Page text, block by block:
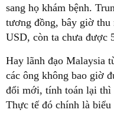
sang họ khám bệnh.
tương đồng, bây giờ thu
USD, còn ta chưa được
Hay lãnh đạo Malaysia
các ông không bao giờ
đổi mới, tính toán lại thì
Thực tế đó chính là